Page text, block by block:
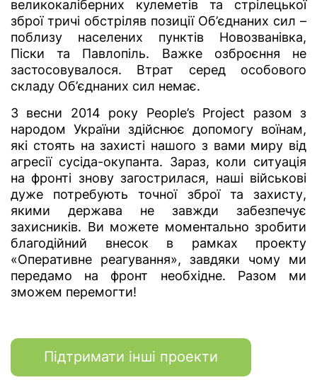
великокаліберних кулеметів та стрілецької
зброї тричі обстріляв позиції Об’єднаних сил –
поблизу населених пунктів Новозванівка,
Піски та Павлопіль. Важке озброєння не
застосовувалося. Втрат серед особового
складу Об’єднаних сил немає.
З весни 2014 року People’s Project разом з
народом України здійснює допомогу воїнам,
які стоять на захисті нашого з вами миру від
агресії сусіда-окупанта. Зараз, коли ситуація
на фронті знову загострилася, наші військові
дуже потребують точної зброї та захисту,
якими держава не завжди забезпечує
захисників. Ви можете моментально зробити
благодійний внесок в рамках проекту
«Оперативне реагування», завдяки чому ми
передамо на фронт необхідне. Разом ми
зможем перемогти!
Підтримати інші проекти